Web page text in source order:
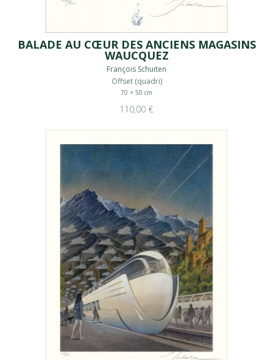
BALADE AU CŒUR DES ANCIENS MAGASINS
WAUCQUEZ
François Schuiten
Offset (quadri)
70 × 50 cm
110,00 €